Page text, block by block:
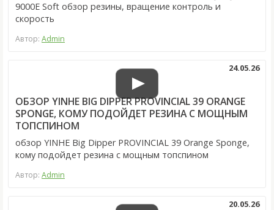
9000E Soft обзор резины, вращение контроль и
скорость
Автор: Admin
ОБЗОР YINHE BIG DIPPER PROVINCIAL 39 ORANGE
SPONGE, КОМУ ПОДОЙДЕТ РЕЗИНА С МОЩНЫМ
ТОПСПИНОМ
24.05.26
обзор YINHE Big Dipper PROVINCIAL 39 Orange Sponge,
кому подойдет резина с мощным топспином
Автор: Admin
20.05.26